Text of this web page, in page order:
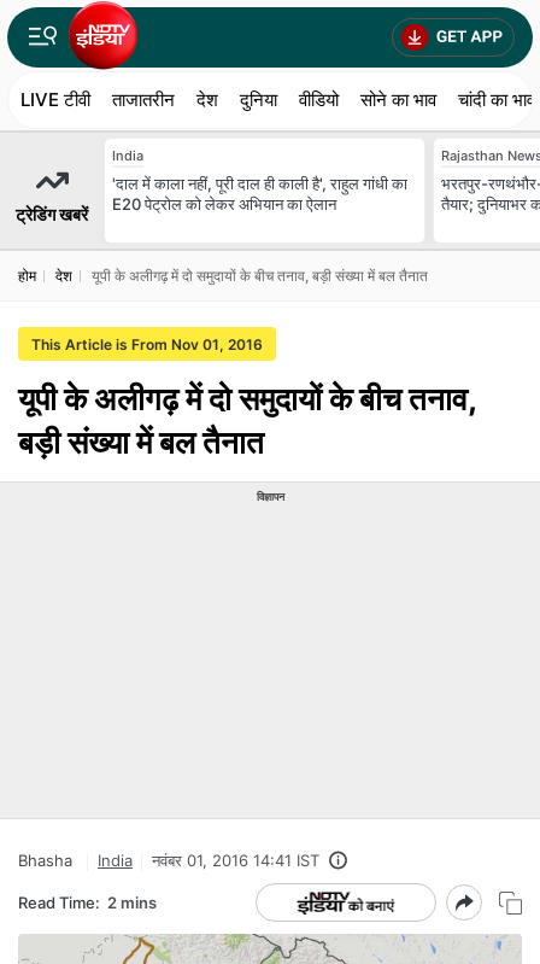
LIVE टीवी ताजातरीन देश दुनिया वीडियो सोने का भाव चांदी का भाव
ट्रेडिंग खबरें
India
'दाल में काला नहीं, पूरी दाल ही काली है', राहुल गांधी का
E20 पेट्रोल को लेकर अभियान का ऐलान
Rajasthan
भरतपुर-रणथंभौर-
तैयार; दुनियाभर
होम देश यूपी के अलीगढ़ में दो समुदायों के बीच तनाव, बड़ी संख्या में बल तैनात
This Article is From Nov 01, 2016
यूपी के अलीगढ़ में दो समुदायों के बीच तनाव,
बड़ी संख्या में बल तैनात
विज्ञापन
Bhasha India नवंबर 01, 2016 14:41 IST
Read Time: 2 mins